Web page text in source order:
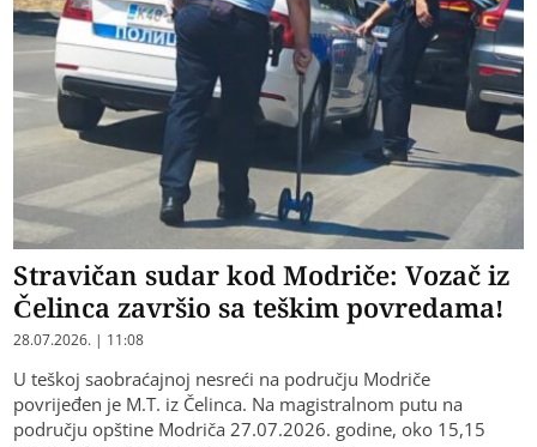
Stravičan sudar kod Modriče: Vozač iz
Čelinca završio sa teškim povredama!
28.07.2026. | 11:08
U teškoj saobraćajnoj nesreći na području Modriče
povrijeđen je M.T. iz Čelinca. Na magistralnom putu na
području opštine Modriča 27.07.2026. godine, oko 15,15